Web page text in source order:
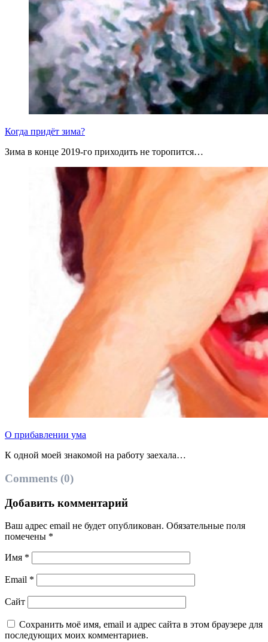
Когда придёт зима?
Зима в конце 2019-го приходить не торопится…
О прибавлении ума
К одной моей знакомой на работу заехала…
Comments (0)
Добавить комментарий
Ваш адрес email не будет опубликован. Обязательные поля
помечены *
Имя *
Email *
Сайт
Сохранить моё имя, email и адрес сайта в этом браузере для
последующих моих комментариев.